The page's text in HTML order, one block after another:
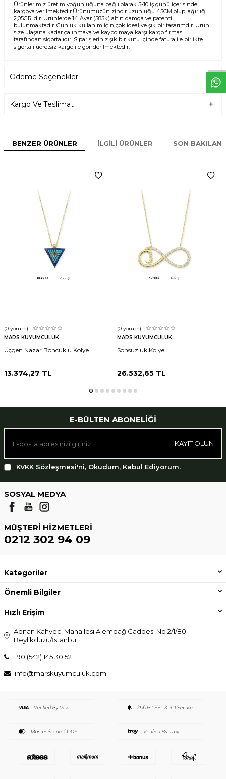
Ürünlerimiz üretim yoğunluğuna bağlı olarak 5-10 iş günü içerisinde
kargoya verilmektedir.Ürünümüzün zincir uzunluğu 45CM olup, ağırlığı
2,05GR.'dır. Ürünlerde 14 Ayar (585k) altın damga ve patenti
bulunmaktadır. Günlük kullanım için çok ideal ve şık bir tasarımdır. Ürün
size ulaşana kadar çalınmaya ve kaybolmaya karşı kargo firması
tarafından sigortalıdır. Siparişleriniz şık bir kutu içinde fatura ile birlikte
sigortalı ücretsiz kargo ile gönderilmektedir.
Ödeme Seçenekleri
Kargo Ve Teslimat
BENZER ÜRÜNLER İLGILI ÜRÜNLER SON
(0 yorum)
MARS KUYUMCULUK
Üçgen Nazar Boncuklu Kolye
13.374,27 TL
(0 yorum)
MARS KUYUMCULUK
Sonsuzluk Kolye
26.532,65TL
E-BÜLTEN ABONELIĞI
KAYIT OLUN
KVKK Sözleşmesi'ni, Okudum, Kabul Ediyorum.
SOSYAL MEDYA
MÜŞTERI HIZMETLERI
0212 302 94 09
Kategoriler
Önemli Bilgiler
Hızlı Erişim
Adnan Kahveci Mahallesi Alemdağ Caddesi No 2/1/80
Beylikdüzü/İstanbul
+90 (542) 145 30 52
info@marskuyumculuk.com